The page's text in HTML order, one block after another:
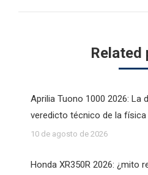
Related
Aprilia Tuono 1000 2026: La
veredicto técnico de la física
10 de agosto de 2026
Honda XR350R 2026: ¿mito